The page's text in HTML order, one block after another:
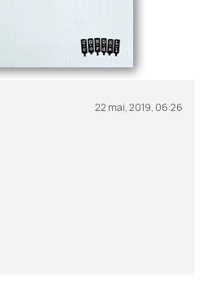
22 mai, 2019, 06:26